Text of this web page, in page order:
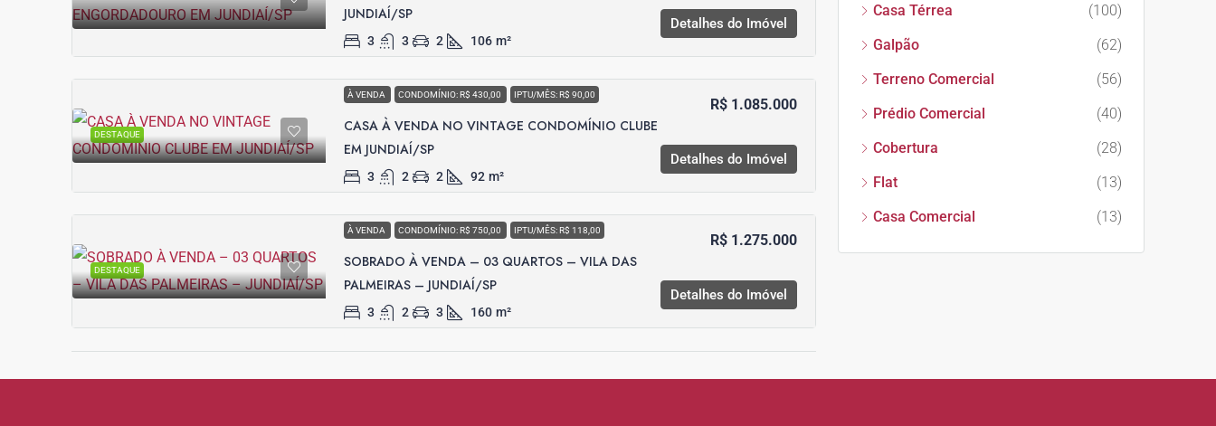
JUNDIAÍ/SP
3 3 2 106 m²
Detalhes do Imóvel
DESTAQUE
À VENDA CONDOMÍNIO: R$ 430,00 IPTU/MÊS: R$ 90,00
CASA À VENDA NO VINTAGE CONDOMÍNIO CLUBE
EM JUNDIAÍ/SP
R$ 1.085.000
3 2 2 92 m²
Detalhes do Imóvel
DESTAQUE
À VENDA CONDOMÍNIO: R$ 750,00 IPTU/MÊS: R$ 118,00
SOBRADO À VENDA – 03 QUARTOS – VILA DAS
PALMEIRAS – JUNDIAÍ/SP
R$ 1.275.000
3 2 3 160 m²
Detalhes do Imóvel
Casa Térrea
(100)
Galpão
(62)
Terreno Comercial
(56)
Prédio Comercial
(40)
Cobertura
(28)
Flat
(13)
Casa Comercial
(13)